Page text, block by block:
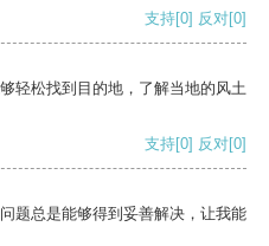
支持[0] 反对[0]
轻松找到目的地，了解当地的风土
支持[0] 反对[0]
题总是能够得到妥善解决，让我能